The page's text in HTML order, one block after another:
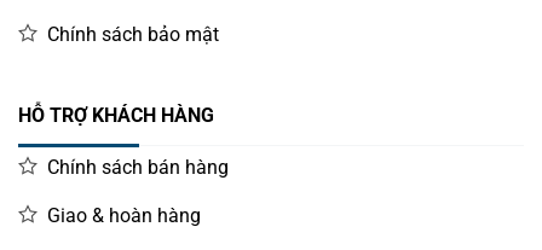
Chính sách bảo mật
HỖ TRỢ KHÁCH HÀNG
Chính sách bán hàng
Giao & hoàn hàng